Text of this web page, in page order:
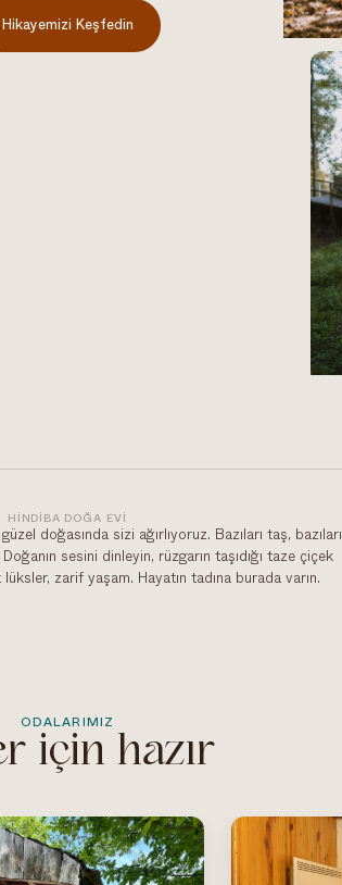
Hikayemizi Keşfedin
HINDIBA DOĞA EVI
doğasında sizi ağırlıyoruz. Bazıları taş, bazıları
sesini dinleyin, rüzgarın taşıdığı taze çiçek
zarif yaşam. Hayatın tadına burada varın.
ODALARIMIZ
için hazır